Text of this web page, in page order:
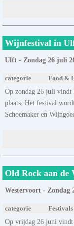
Wijnfestival in
Ulft - Zondag 26 juli
categorie Food &
Op zondag 26 juli vindt
plaats. Het festival
Schoemaker en
Old Rock aan de
Westervoort - Zondag
categorie Festivals
Op vrijdag 26 juni vindt